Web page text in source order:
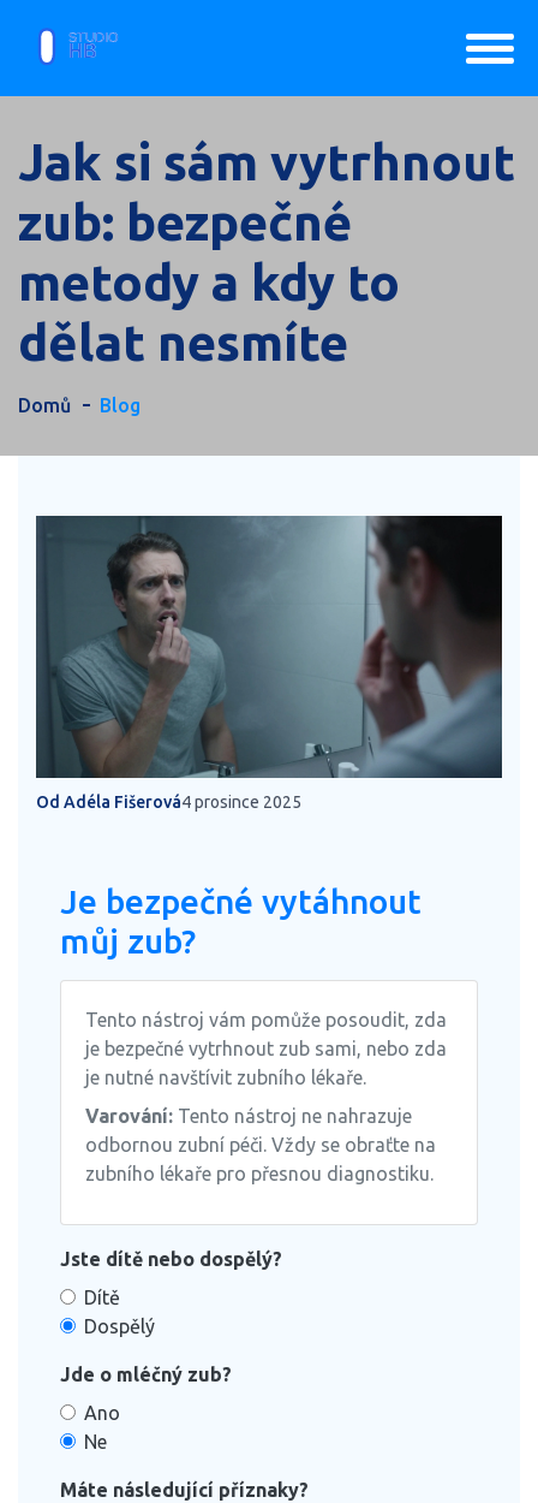
Jak si sám vytrhnout
zub: bezpečné
metody a kdy to
dělat nesmíte
Domů Blog
Od Adéla Fišerová4 prosince 2025
Je bezpečné vytáhnout
můj zub?
Tento nástroj vám pomůže posoudit, zda
je bezpečné vytrhnout zub sami, nebo zda
je nutné navštívit zubního lékaře.
Varování: Tento nástroj ne nahrazuje
odbornou zubní péči. Vždy se obraťte na
zubního lékaře pro přesnou diagnostiku.
Jste dítě nebo dospělý?
Dítě
Dospělý
Jde o mléčný zub?
Ano
Ne
Máte následující příznaky?